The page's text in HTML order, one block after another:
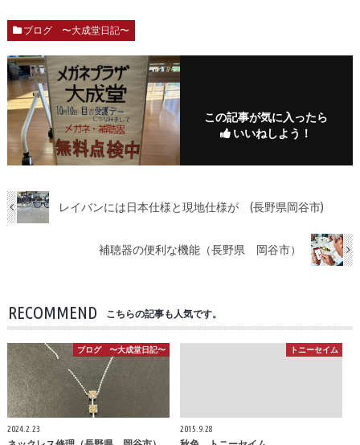
ブログ 〜大成堂日記〜
この記事が気に入ったら
いいねしよう！
レイバンには日本仕様と現地仕様が (長野県岡谷市)
補聴器の便利な機能（長野県 岡谷市）
RECOMMEND こちらの記事も人気です。
ブログ 〜大成堂日記〜
2024.2.23
トニーセイム
2015.9.28